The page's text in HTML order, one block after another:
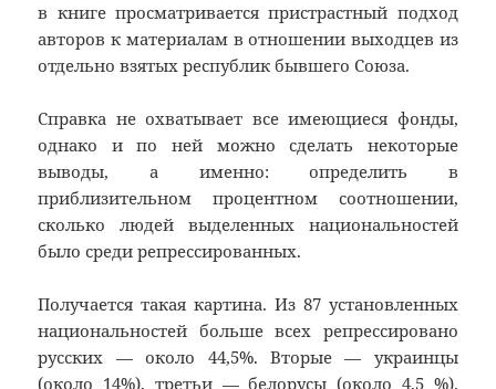
в книге просматривается пристрастный подход
авторов к материалам в отношении выходцев из
отдельно взятых республик бывшего Союза.
Справка не охватывает все имеющиеся фонды,
однако и по ней можно сделать некоторые
выводы, а именно: определить в
приблизительном процентном соотношении,
сколько людей выделенных национальностей
было среди репрессированных.
Получается такая картина. Из 87 установленных
национальностей больше всех репрессировано
русских — около 44,5%. Вторые — украинцы
(около 14%), третьи — белорусы (около 4,5 %).